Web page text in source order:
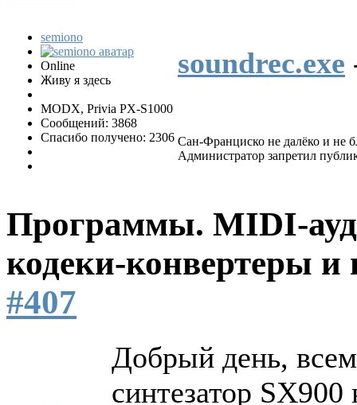
semiono
Online
Живу я здесь
MODX, Privia PX-S1000
Сообщений: 3868
Спасибо получено: 2306
soundrec.exe
Сан-Франциско не далëко и не
Администратор запретил
Программы. MIDI-
кодеки-конвертеры
#407
Добрый день,
синтезатор